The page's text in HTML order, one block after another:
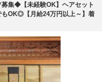
募集◆【未経験OK】ヘアセット
もOK◎【月給24万円以上～】着